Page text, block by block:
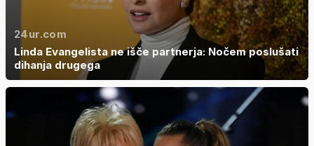
24ur.com
Linda Evangelista ne išče partnerja: Nočem poslušati
dihanja drugega